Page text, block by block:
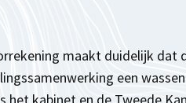
maakt duidelijk
een